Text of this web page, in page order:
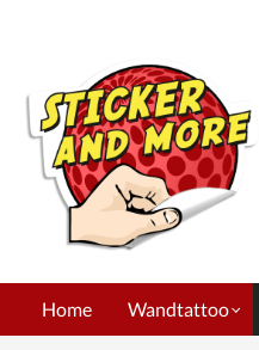
Home Wandtattoo